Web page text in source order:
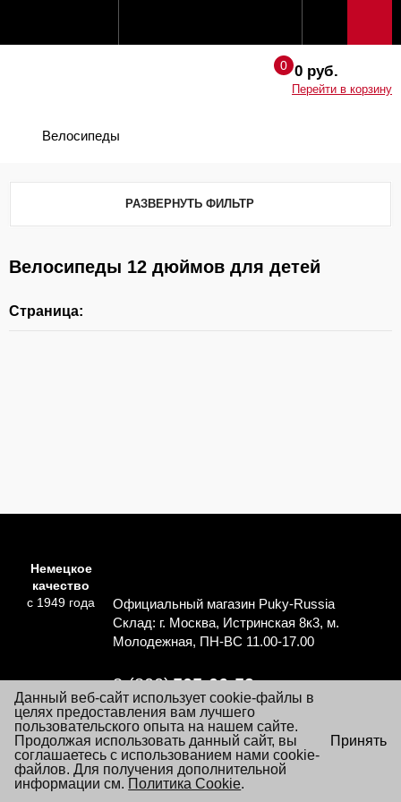
0 руб.
Перейти в корзину
Велосипеды
РАЗВЕРНУТЬ ФИЛЬТР
Велосипеды 12 дюймов для детей
Страница:
Немецкое
качество
с 1949 года
Официальный магазин Puky-Russia
Склад: г. Москва, Истринская 8к3, м.
Молодежная, ПН-ВС 11.00-17.00
8 (800)505-06-59
Перезвоните мне
Согласие на обработку персональных данных
Политика обработки персональных данных
Условия заказа и покупки товаров
×
Посещая настоящий сайт Вы даете согласие на обработку
файлов «cookie», пользовательских данных …
Данный веб-сайт использует cookie-файлы в
целях предоставления вам лучшего
пользовательского опыта на нашем сайте.
Продолжая использовать данный сайт, вы
соглашаетесь с использованием нами cookie-
файлов. Для получения дополнительной
информации см. Политика Cookie.
Принять